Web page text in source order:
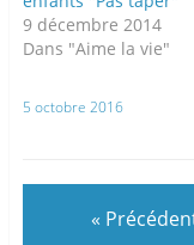
9 décembre 2014
Dans "Aime la vie"
5 octobre 2016
«